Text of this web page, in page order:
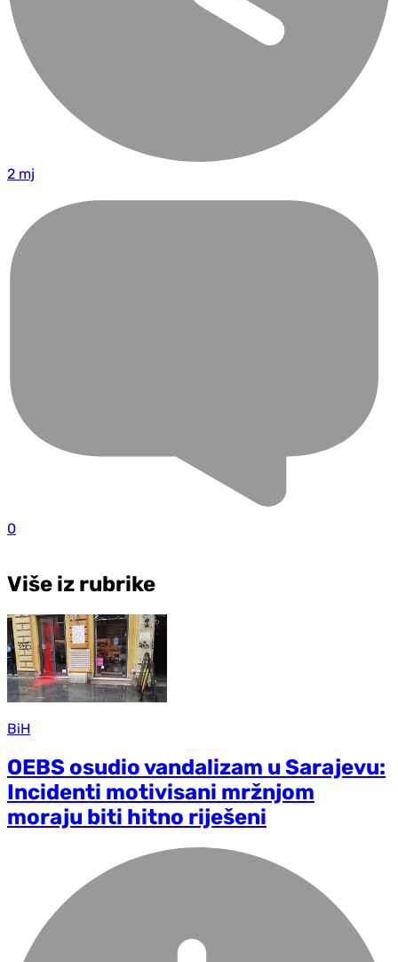
2 mj
0
Više iz rubrike
BiH
OEBS osudio vandalizam u Sarajevu:
Incidenti motivisani mržnjom
moraju biti hitno riješeni